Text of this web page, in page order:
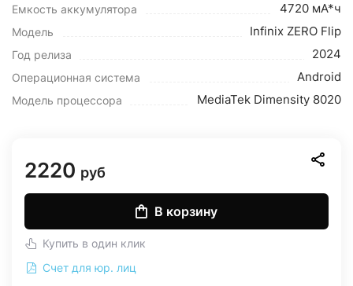
Емкость аккумулятора 4720 мА*ч
Модель Infinix ZERO Flip
Год релиза 2024
Операционная система Android
Модель процессора MediaTek Dimensity 8020
2220 руб
В корзину
Купить в один клик
Счет для юр. лиц